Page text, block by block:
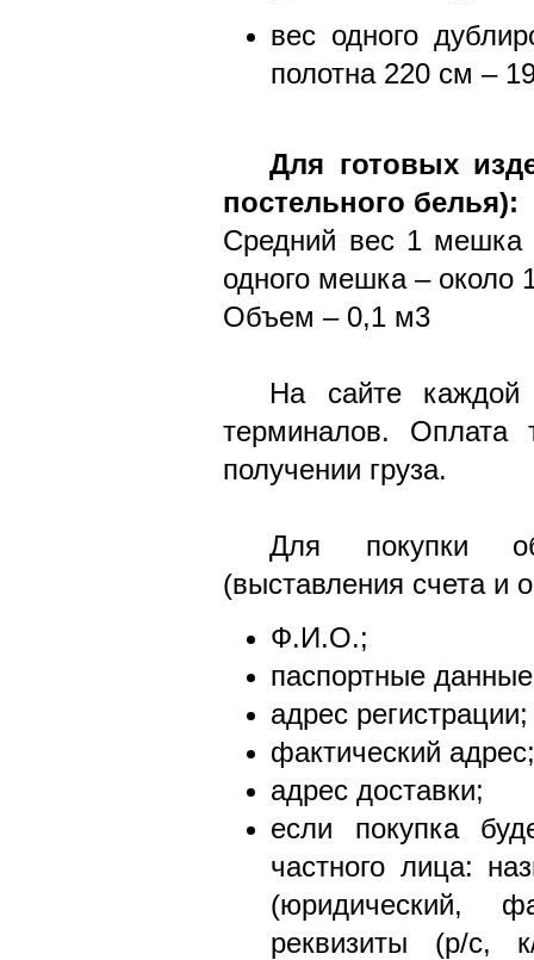
вес одного
полотна 220 см –
Для готовых
постельного белья):
Средний вес 1 мешка
одного мешка – около
Объем – 0,1 м3
На сайте каждой
терминалов. Оплата
получении груза.
Для покупки
(выставления счета и
Ф.И.О.;
паспортные
адрес регистрации;
фактический
адрес доставки;
если покупка
частного лица:
(юридический,
реквизиты (р/с,